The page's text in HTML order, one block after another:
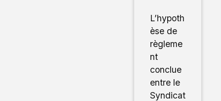
L’hypoth
èse de
règleme
nt
conclue
entre le
Syndicat